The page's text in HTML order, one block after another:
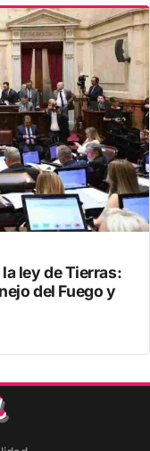
ley de Tierras:
del Fuego y